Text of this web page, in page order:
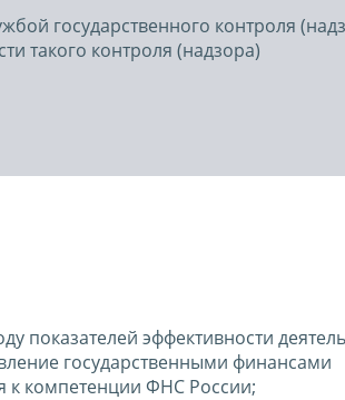
государственного контроля
такого контроля (надзора)
показателей эффективности
государственными финансами
к компетенции ФНС России;